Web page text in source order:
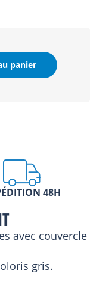
panier
48H
avec couvercle
gris.